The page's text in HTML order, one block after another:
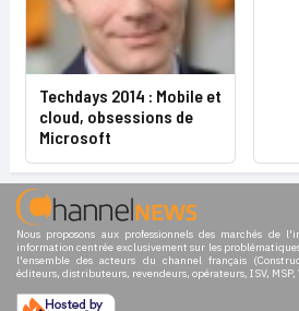
Techdays 2014 : Mobile et
cloud, obsessions de
Microsoft
Nous proposons aux professionnels des marchés de
information centrée exclusivement sur les
l'ensemble des acteurs du channel français
éditeurs, distributeurs, revendeurs, opérateurs, ISV, MSP,